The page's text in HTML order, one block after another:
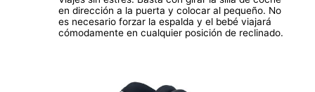
en dirección a la puerta y colocar al pequeño. No
es necesario forzar la espalda y el bebé viajará
cómodamente en cualquier posición de reclinado.